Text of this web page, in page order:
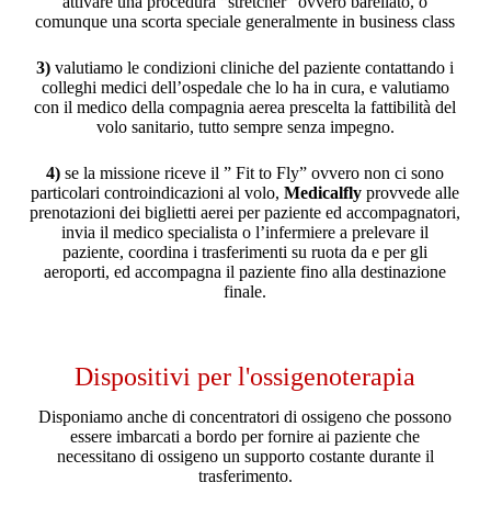
comunque una scorta speciale generalmente in business class
3) valutiamo le condizioni cliniche del paziente contattando i
colleghi medici dell’ospedale che lo ha in cura, e valutiamo
con il medico della compagnia aerea prescelta la fattibilità del
volo sanitario, tutto sempre senza impegno.
4) se la missione riceve il ” Fit to Fly” ovvero non ci sono
particolari controindicazioni al volo,Medicalfly provvede alle
prenotazioni dei biglietti aerei per paziente ed accompagnatori,
invia il medico specialista o l’infermiere a prelevare il
paziente, coordina i trasferimenti su ruota da e per gli
aeroporti, ed accompagna il paziente fino alla destinazione
finale.
Dispositivi per l'ossigenoterapia
Disponiamo anche di concentratori di ossigeno che possono
essere imbarcati a bordo per fornire ai paziente che
necessitano di ossigeno un supporto costante durante il
trasferimento.